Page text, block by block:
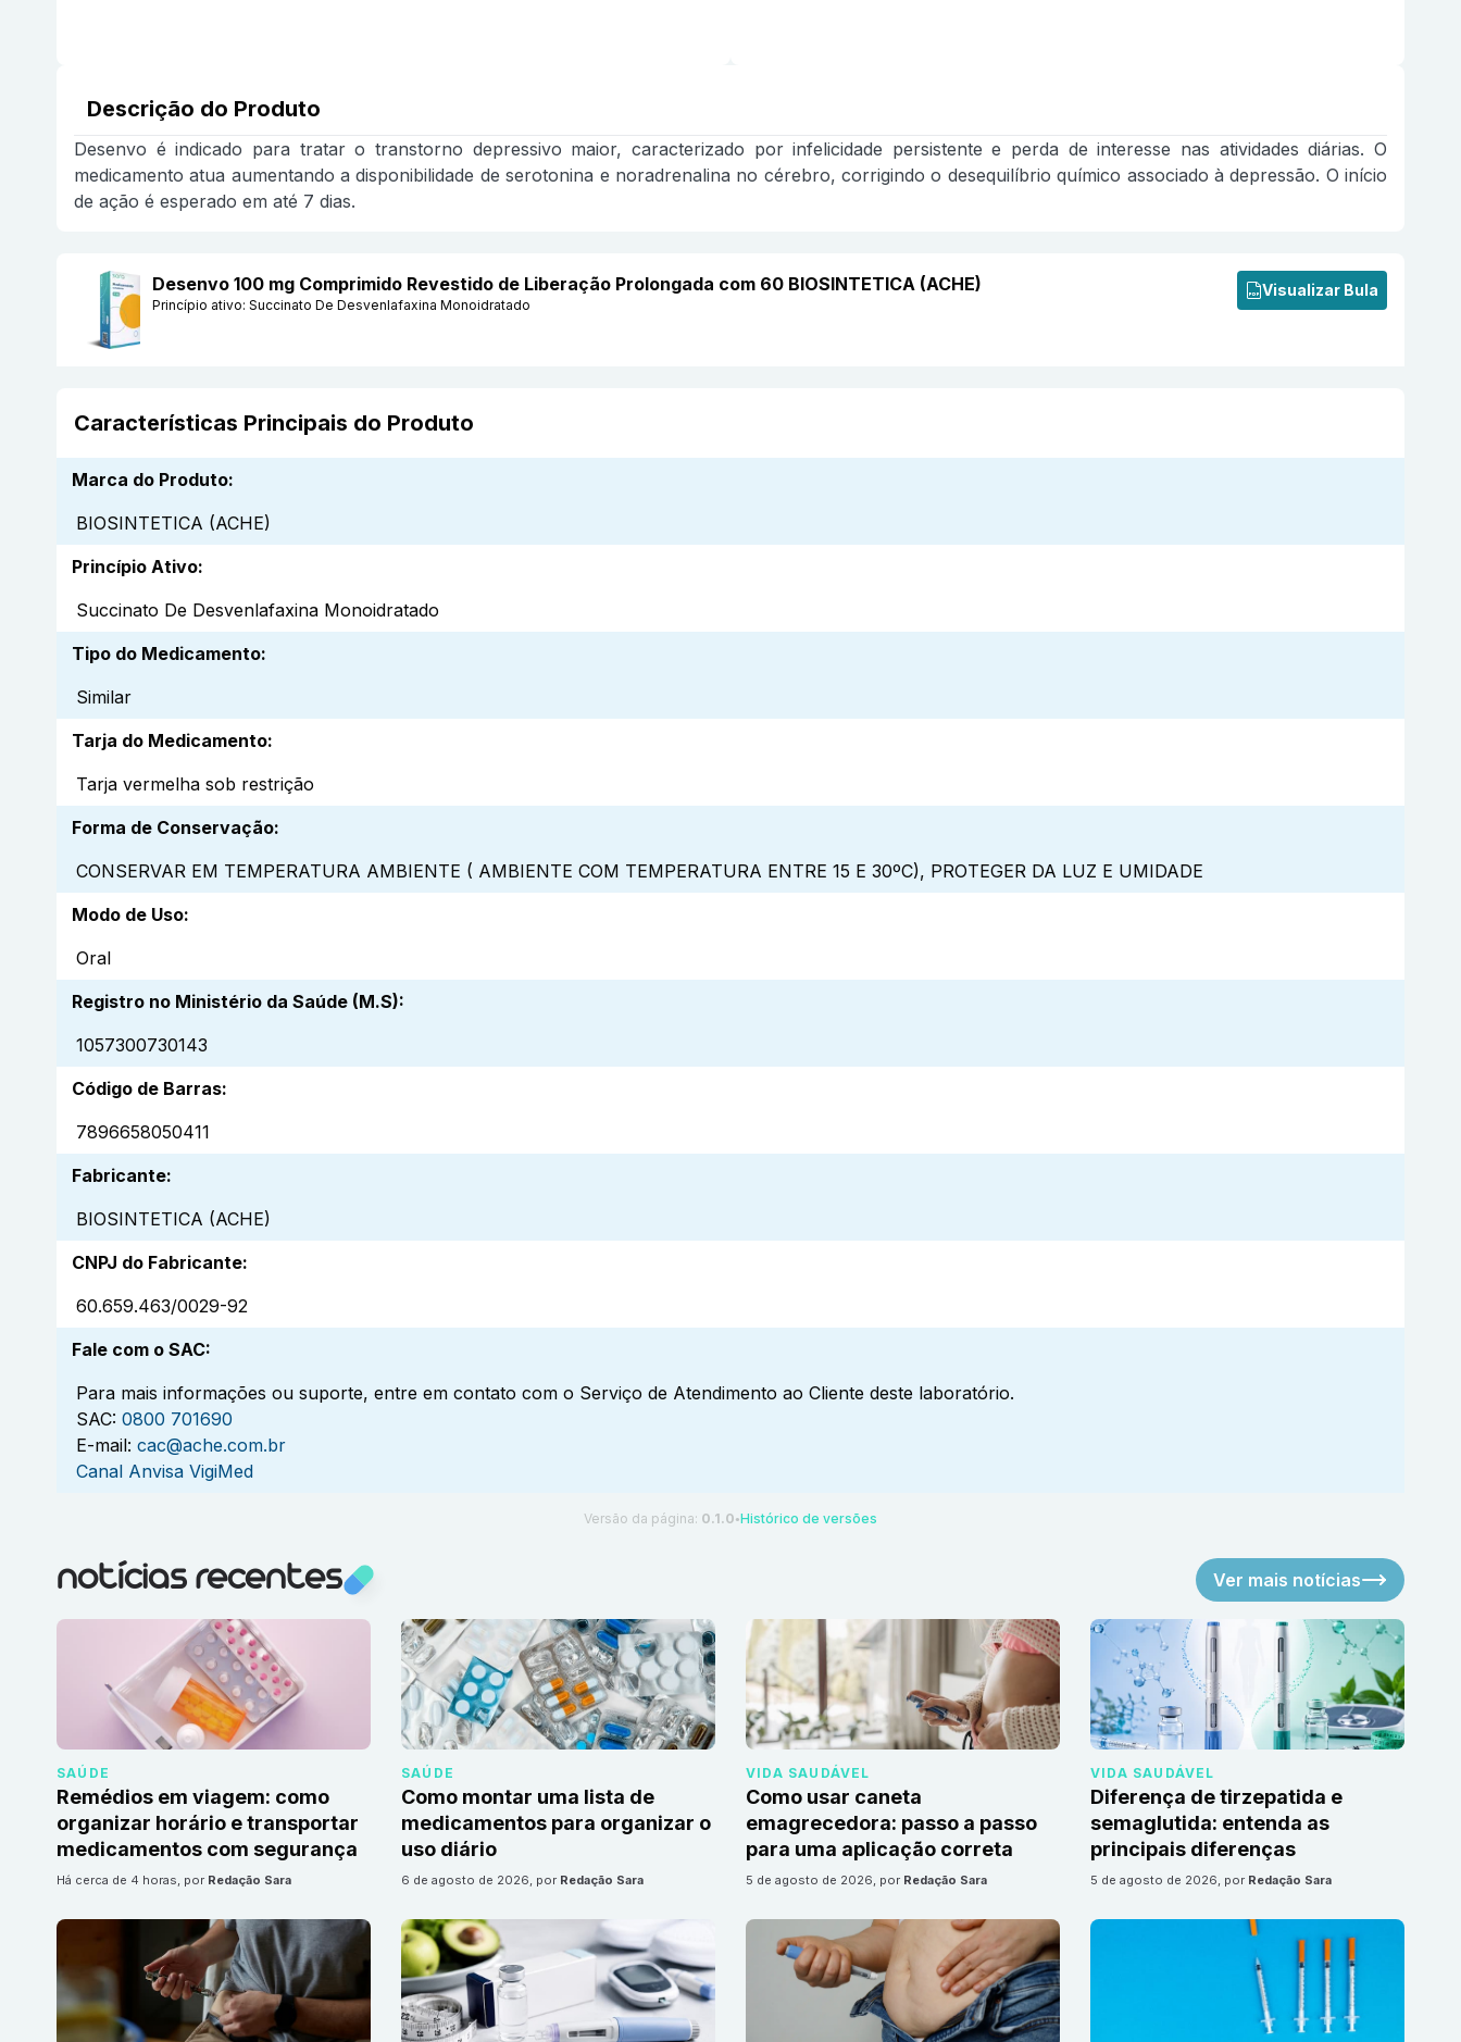
Descrição do Produto
Desenvo é indicado para tratar o transtorno depressivo maior, caracterizado por infelicidade persistente e perda de interesse nas atividades diárias. O
medicamento atua aumentando a disponibilidade de serotonina e noradrenalina no cérebro, corrigindo o desequilíbrio químico associado à depressão. O início
de ação é esperado em até 7 dias.
Desenvo 100 mg Comprimido Revestido de Liberação Prolongada com 60 BIOSINTETICA (ACHE)
Princípio ativo: Succinato De Desvenlafaxina Monoidratado
Visualizar Bula
Características Principais do Produto
Marca do Produto:
BIOSINTETICA (ACHE)
Princípio Ativo:
Succinato De Desvenlafaxina Monoidratado
Tipo do Medicamento:
Similar
Tarja do Medicamento:
Tarja vermelha sob restrição
Forma de Conservação:
CONSERVAR EM TEMPERATURA AMBIENTE ( AMBIENTE COM TEMPERATURA ENTRE 15 E 30ºC), PROTEGER DA LUZ E UMIDADE
Modo de Uso:
Oral
Registro no Ministério da Saúde (M.S):
1057300730143
Código de Barras:
7896658050411
Fabricante:
BIOSINTETICA (ACHE)
CNPJ do Fabricante:
60.659.463/0029-92
Fale com o SAC:
Para mais informações ou suporte, entre em contato com o Serviço de Atendimento ao Cliente deste laboratório.
SAC: 0800 701690
E-mail: cac@ache.com.br
Canal Anvisa VigiMed
Versão da página: 0.1.0 ●Histórico de versões
notícias recentes Ver mais notícias
SAÚDE
Remédios em viagem: como
organizar horário e transportar
medicamentos com segurança
há cerca de 4 horas, por Redação Sara
SAÚDE
Como montar uma lista de
medicamentos para organizar o
uso diário
6 de agosto de 2026, por Redação Sara
VIDA SAUDÁVEL
Como usar caneta
emagrecedora: passo a passo
para uma aplicação correta
5 de agosto de 2026, por Redação Sara
VIDA SAUDÁVEL
Diferença de tirzepatida e
semaglutida: entenda as
principais diferenças
5 de agosto de 2026, por Redação Sara